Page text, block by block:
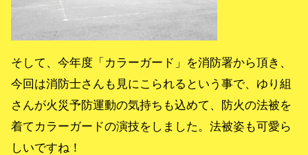
そして、今年度「カラーガード」を消防署から頂き、
今回は消防士さんも見にこられるという事で、ゆり組
さんが火災予防運動の気持ちも込めて、防火の法被を
着てカラーガードの演技をしました。法被姿も可愛ら
しいですね！